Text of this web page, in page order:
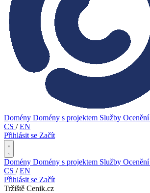
Domény Domény s projektem Služby Ocenění
CS / EN
Přihlásit se Začít
Domény Domény s projektem Služby Ocenění
CS / EN
Přihlásit se Začít
Tržiště Cenik.cz